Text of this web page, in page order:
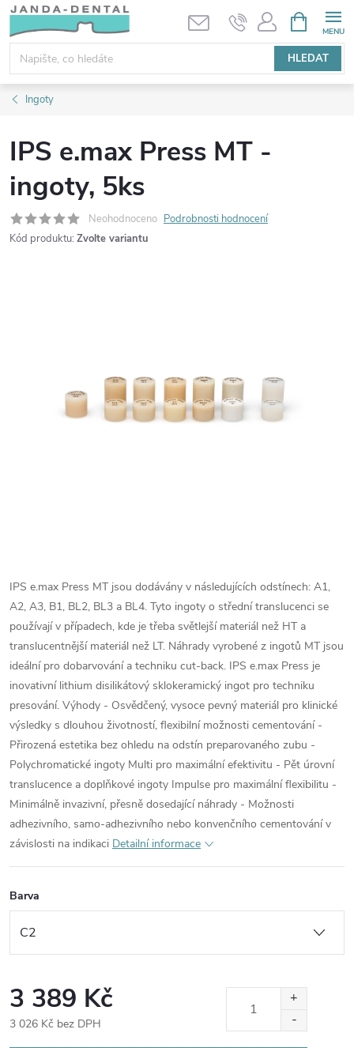
Přejít
obsah
HLEDAT
NÁKUPNÍ
KOŠÍK
Ingoty
IPS e.max Press MT -
ingoty, 5ks
Neohodnoceno Podrobnosti hodnocení
Kód produktu: Zvolte variantu
IPS e.max Press MT jsou dodávány v následujících odstínech: A1,
A2, A3, B1, BL2, BL3 a BL4. Tyto ingoty o střední translucenci se
používají v případech, kde je třeba světlejší materiál než HT a
translucentnější materiál než LT. Náhrady vyrobené z ingotů MT jsou
ideální pro dobarvování a techniku cut-back. IPS e.max Press je
inovativní lithium disilikátový sklokeramický ingot pro techniku
presování. Výhody - Osvědčený, vysoce pevný materiál pro klinické
výsledky s dlouhou životností, flexibilní možnosti cementování -
Přirozená estetika bez ohledu na odstín preparovaného zubu -
Polychromatické ingoty Multi pro maximální efektivitu - Pět úrovní
translucence a doplňkové ingoty Impulse pro maximální flexibilitu -
Minimálně invazivní, přesně dosedající náhrady - Možnosti
adhezivního, samo-adhezivního nebo konvenčního cementování v
závislosti na indikaci Detailní informace
Barva
3 389 Kč
3 026 Kč bez DPH